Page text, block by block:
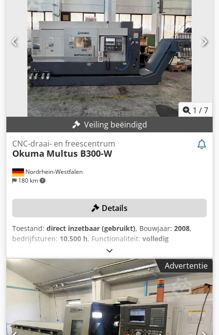
MACHINEDETAILS Koelmiddelpomp: 8 bar Dcsdpfey S S
Anjx Aphok UITRUSTING Documentatie/Handboek Traploos
instelbaar toerental A-revolver VDI40, 12 stations (alle
aangedreven) B-revolver VDI40, 8 stations Touch Setter
voor A & B revolver Handbediende pinol Spaanafvoer
Afzuiging Stangenlader Samsys Multi-3000
1 /7
Veiling beëindigd
Nordrhein-Westfalen
180 km
CNC-draai- en freescentrum
Okuma Multus B300-W
Details
Toestand: direct inzetbaar (gebruikt), Bouwjaar: 2008,
bedrijfsturen: 10.500 h, Functionaliteit: volledig
, draaidoorsnede:630 mm
verplaatsingsafstand X-as:580 mm, verplaatsing Y-as:160
mm
, verplaatsingsafstand Z-as:935 mm, controller model:
Okuma OSP P200L, TECHNISCHE DETAILS Draaidiameter
boven slede: 630 mm Bewerkingsdiameter: 630 mm
Afstand tussen de centers: 900 mm X-as verplaatsing: 580
mm Y-as verplaatsing: 160 mm Z-as verplaatsing: 935 mm
W-as verplaatsing: 1.000 mm C-as verplaatsing: 360° B-as
verplaatsing: -30° tot 195° Hoofdas: 3.800 tpm Tegenstijl:
Advertentie